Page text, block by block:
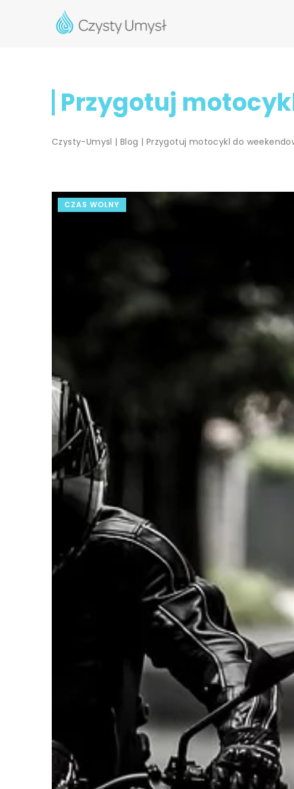
Przygotuj
Czysty-Umysl |Blog | Przygotuj motocykl do
CZAS WOLNY
Co zrobić, żeby nasze
gęste i lśniące?
Gęste i lśniące włosy są
wielu kobiet. Nie zawsze